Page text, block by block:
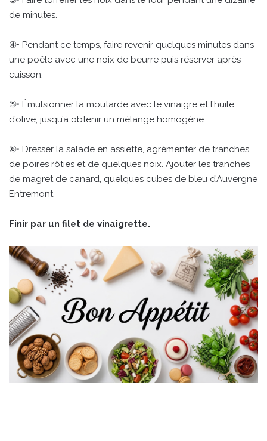
de minutes.
④• Pendant ce temps, faire revenir quelques minutes dans
une poêle avec une noix de beurre puis réserver après
cuisson.
⑤• Émulsionner la moutarde avec le vinaigre et l’huile
d’olive, jusqu’à obtenir un mélange homogène.
⑥• Dresser la salade en assiette, agrémenter de tranches
de poires rôties et de quelques noix. Ajouter les tranches
de magret de canard, quelques cubes de bleu d’Auvergne
Entremont.
Finir par un filet de vinaigrette.